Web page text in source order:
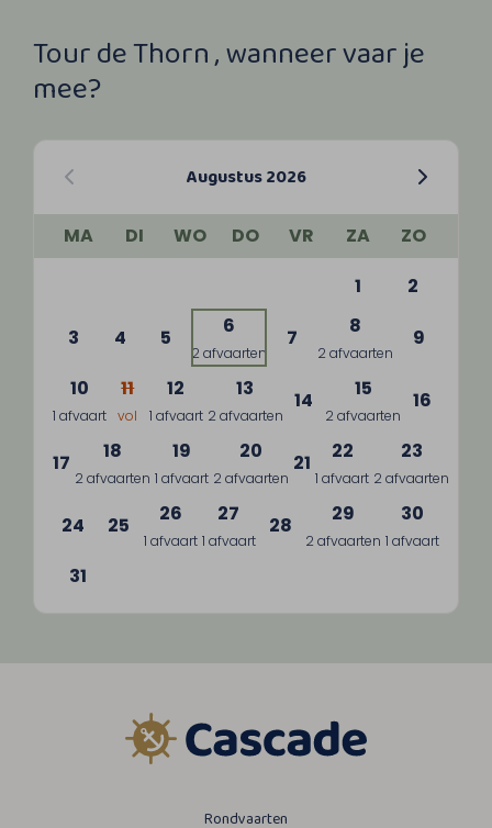
Tour de Thorn , wanneer vaar je
mee?
Augustus 2026
MA DI WO DO VR ZA
ZO
1
2
3 4 5 6
2 afvaarten
7 8
2 afvaarten
9
10
1 afvaart
11
vol
12
1 afvaart
13
2 afvaarten
14 15
2 afvaarten
16
17 18
2 afvaarten
19
1 afvaart
20
2 afvaarten
21 22
1 afvaart
23
2 afvaarten
24 25 26
1 afvaart
27
1 afvaart
28 29
2 afvaarten
30
1 afvaart
31
Rondvaarten